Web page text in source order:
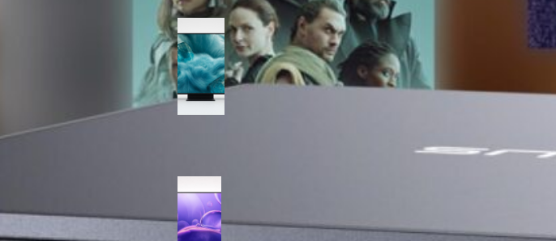
Samsung QLED 4K Vision AI
55” QE55Q7F5AUXZT, la TV
con upscaling intelligente ora
in offerta
sconto su Amazon